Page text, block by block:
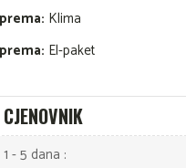
Klima
El-paket
CJENOVNIK
1 - 5 dana :